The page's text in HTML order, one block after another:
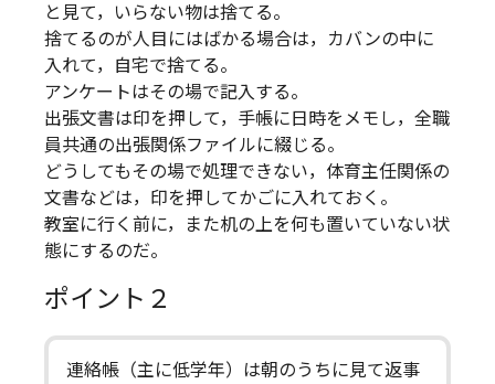
と見て，いらない物は捨てる。
捨てるのが人目にはばかる場合は，カバンの中に
入れて，自宅で捨てる。
アンケートはその場で記入する。
出張文書は印を押して，手帳に日時をメモし，全職
員共通の出張関係ファイルに綴じる。
どうしてもその場で処理できない，体育主任関係の
文書などは，印を押してかごに入れておく。
教室に行く前に，また机の上を何も置いていない状
態にするのだ。
ポイント２
連絡帳（主に低学年）は朝のうちに見て返事